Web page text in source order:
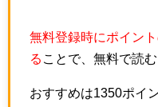
無料登録時にポイン
る ことで、無料で読
おすすめは1350ポイ